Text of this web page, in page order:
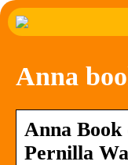
Anna
Anna
Pernilla